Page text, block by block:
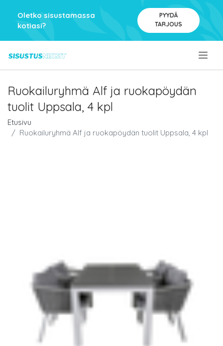
Oletko sisustamassa
kotiasi?
PYYDÄ
TARJOUS
Ruokailuryhmä Alf ja ruokapöydän
tuolit Uppsala, 4 kpl
Etusivu
Ruokailuryhmä Alf ja ruokapöydän tuolit Uppsala, 4 kpl